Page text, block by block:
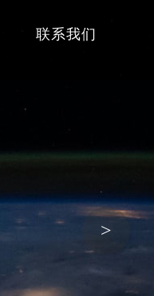
联系我们
>